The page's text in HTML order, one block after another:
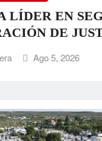
LÍDER EN
DE
Ago 5, 2026